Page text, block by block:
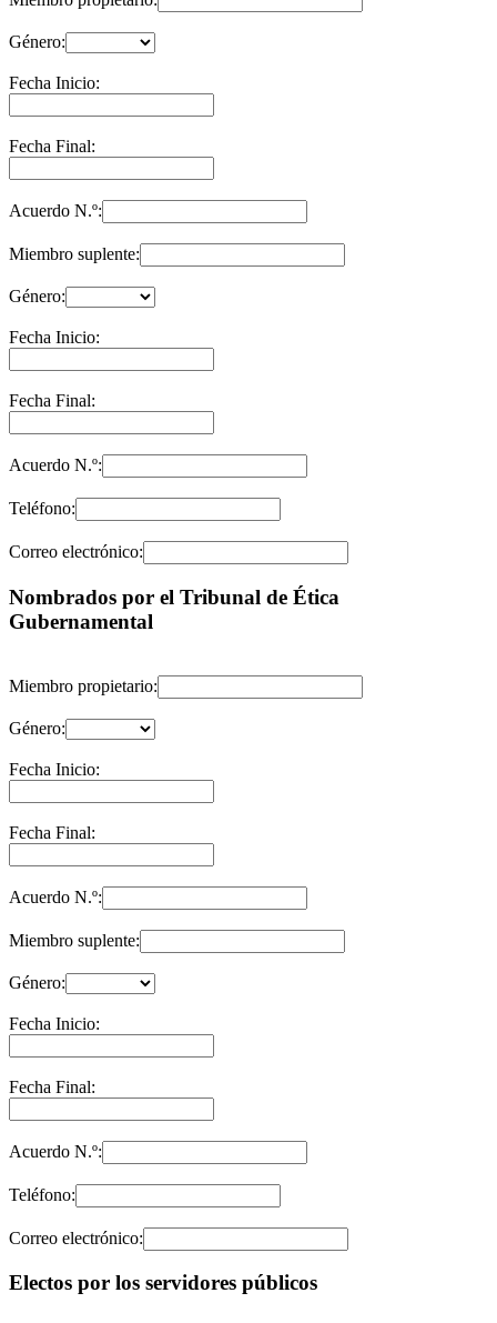
Género:
Fecha Inicio:
Fecha Final:
Acuerdo N.º:
Miembro suplente:
Género:
Fecha Inicio:
Fecha Final:
Acuerdo N.º:
Teléfono:
Correo electrónico:
Nombrados por el Tribunal de Ética
Gubernamental
Miembro propietario:
Género:
Fecha Inicio:
Fecha Final:
Acuerdo N.º:
Miembro suplente:
Género:
Fecha Inicio:
Fecha Final:
Acuerdo N.º:
Teléfono:
Correo electrónico:
Electos por los servidores públicos